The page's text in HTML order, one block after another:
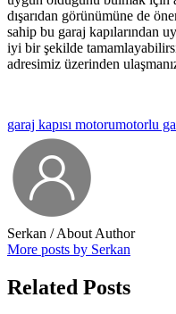
dışarıdan görünümüne de
sahip bu garaj kapılarından
iyi bir şekilde
adresimiz üzerinden
garaj kapısı motorumotorlu
Serkan / About Author
More posts by Serkan
Related Posts